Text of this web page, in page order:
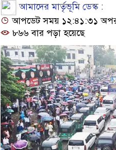
আমাদের মার্তৃভূমি ডেস্ক :
আপডেট সময় ১২:৪১:৩১
৮৬৬ বার পড়া হয়েছে